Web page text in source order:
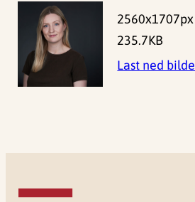
2560x1707px
235.7KB
Last ned bilde